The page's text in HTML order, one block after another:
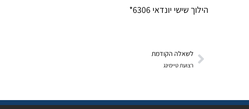
הילוך שישי יונדאי 6306*
לשאלה הקודמת
רצועת טיימינג